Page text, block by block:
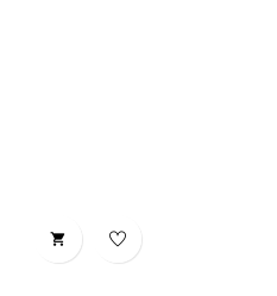
